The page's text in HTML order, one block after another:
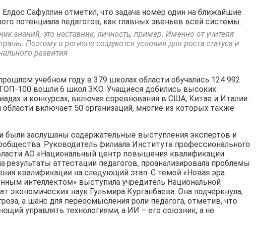
Сафуллин отметил, что задача номер один на ближайшие
потенциала педагогов, как главных звеньев всей системы.
знаний, это наставник, личность, пример. Именно от учителя
Поэтому в регионе создаются условия для роста статуса и
развития
учебном году в 379 школах области обучались 124 992
ТОП-100 вошли 6 школ ЗКО. Учащиеся добились высоких
и конкурсах, включая соревнования в США, Китае и Италии.
включает 50 организаций, многие из которых также
были заслушаны содержательные выступления экспертов и
Руководитель филиала Института профессионального
АО «Национальный центр повышения квалификации
результаты аттестации педагогов, проанализировала проблемы
квалификации на следующий этап. С темой «Новая эра
интеллектом» выступила учредитель Национальной
экономических наук Гульмира Курганбаева. Она подчеркнула,
а шанс для переосмысления роли педагога, отметив, что
управлять технологиями, а ИИ – его союзник, а не